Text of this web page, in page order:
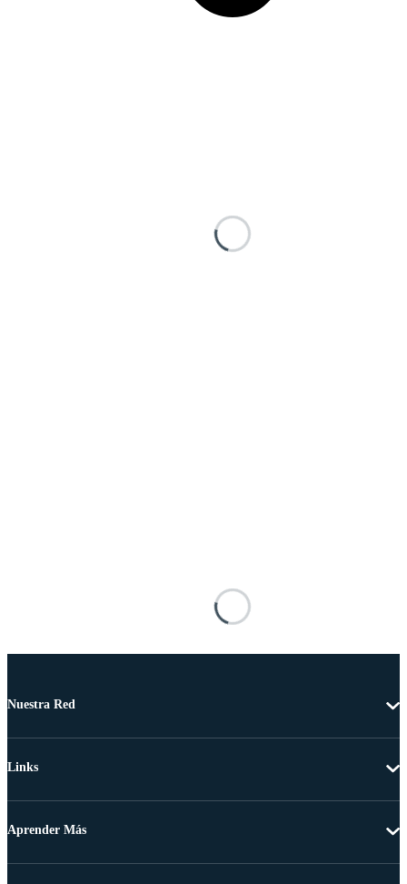
Nuestra Red
Links
Aprender Más